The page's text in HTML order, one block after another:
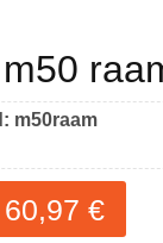
m50raam
60,97 €